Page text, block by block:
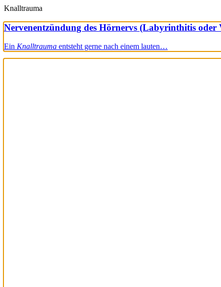
Knalltrauma
Nervenentzündung des Hörnervs (Labyrinthitis oder
Ein Knalltrauma entsteht gerne nach einem lauten…